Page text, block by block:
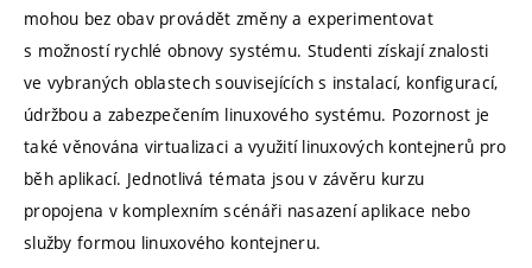
mohou bez obav provádět změny a experimentovat
s možností rychlé obnovy systému. Studenti získají znalosti
ve vybraných oblastech souvisejících s instalací, konfigurací,
údržbou a zabezpečením linuxového systému. Pozornost je
také věnována virtualizaci a využití linuxových kontejnerů pro
běh aplikací. Jednotlivá témata jsou v závěru kurzu
propojena v komplexním scénáři nasazení aplikace nebo
služby formou linuxového kontejneru.